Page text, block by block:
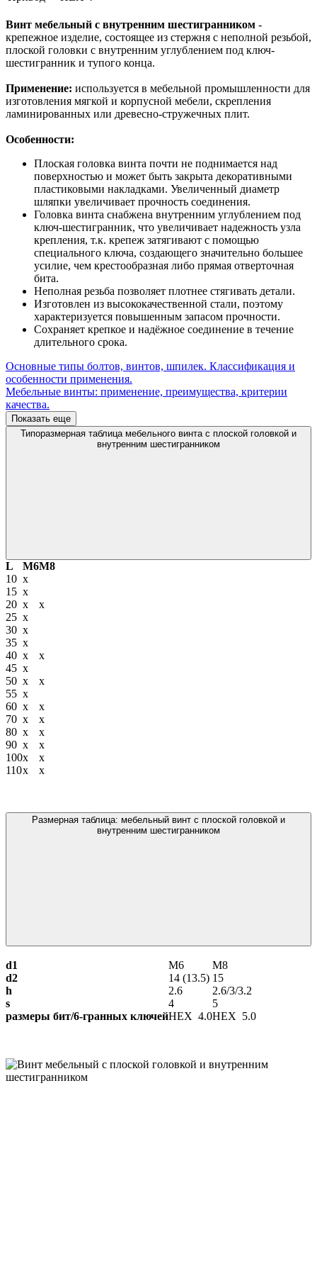
Винт мебельный с внутренним шестигранником -
крепежное изделие, состоящее из стержня с неполной резьбой,
плоской головки с внутренним углублением под ключ-
шестигранник и тупого конца.
Применение: используется в мебельной промышленности для
изготовления мягкой и корпусной мебели, скрепления
ламинированных или древесно-стружечных плит.
Особенности:
Плоская головка винта почти не поднимается над
поверхностью и может быть закрыта декоративными
пластиковыми накладками. Увеличенный диаметр
шляпки увеличивает прочность соединения.
Головка винта снабжена внутренним углублением под
ключ-шестигранник, что увеличивает надежность узла
крепления, т.к. крепеж затягивают с помощью
специального ключа, создающего значительно большее
усилие, чем крестообразная либо прямая отверточная
бита.
Неполная резьба позволяет плотнее стягивать детали.
Изготовлен из высококачественной стали, поэтому
характеризуется повышенным запасом прочности.
Сохраняет крепкое и надёжное соединение в течение
длительного срока.
Основные типы болтов, винтов, шпилек. Классификация и
особенности применения.
Мебельные винты: применение, преимущества, критерии
качества.
Показать еще
Типоразмерная таблица мебельного винта с плоской головкой и
внутренним шестигранником
L М6М8
10 х
15 х
20 х
х
25 х
30 х
35 х
40 х
х
45 х
50 х
х
55 х
60 х
х
70 х
х
80 х
х
90 х
х
100х
х
110х х
Размерная таблица: мебельный винт с плоской головкой и
внутренним шестигранником
d1 М6
М8
d2
14 (13.5) 15
h
2.6
2.6/3/3.2
s
4
5
размеры бит/6-гранных ключейHEX 4.0HEX 5.0